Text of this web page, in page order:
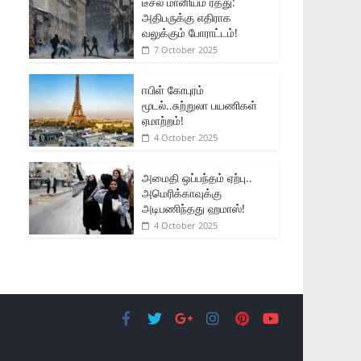
அதிபருக்கு எதிராக
வலுக்கும் போராட்டம்!
7 October 2025
ஈபிள் கோபுரம்
மூடல்..சுற்றுலா பயணிகள்
ஏமாற்றம்!
4 October 2025
அமைதி ஒப்பந்தம் ஏற்பு..
அமெரிக்காவுக்கு
அடிபணிந்தது ஹமாஸ்!
4 October 2025